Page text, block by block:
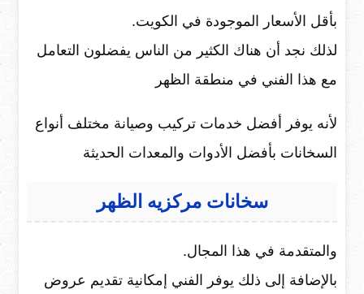
بأقل الأسعار الموجودة في الكويت.
لذلك نجد أن هناك الكثير من الناس يفضلون التعامل
مع هذا الفني في منطقة الظهر
لأنه يوفر أفضل خدمات تركيب وصيانة مختلف أنواع
السخانات بأفضل الأدوات والمعدات الحديثة
سخانات مركزيه الظهر
والمتقدمة في هذا المجال.
بالإضافة إلى ذلك يوفر الفني إمكانية تقديم عروض